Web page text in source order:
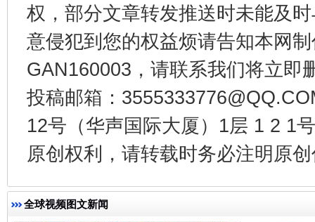
权，部分文章转发推送时未能及
意侵犯到您的权益烦请告知本网
GAN160003，请联系我们将立即
投稿邮箱：
12号（华声国际大厦）1层 1 2 1
原创权利，请转载时务必注明原
全球视频图文新闻